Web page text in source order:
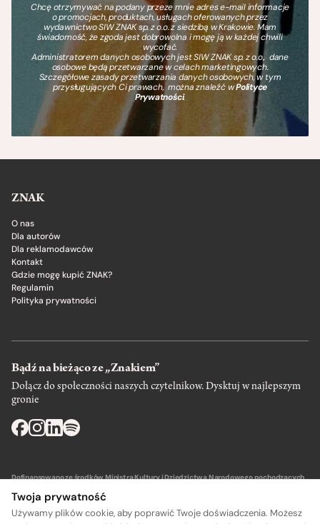
Chcę otrzymywać na podany przeze mnie adres e-mail informacje
o promocjach, produktach, usługach oferowanych przez
wydawnictwo SIW ZNAK sp. z o.o. z siedzibą w Krakowie. Mam
świadomość, że zgoda jest dobrowolna i mogę ją w każdej chwili
wycofać.
Administratorem danych osobowych jest SIW ZNAK sp. z o.o., dane
osobowe będą przetwarzane w celach marketingowych.
Szczegółowe zasady przetwarzania danych osobowych, w tym
przysługujących Ci prawach, można znaleźć wPolityce
Prywatności.
ZNAK
O nas
Dla autorów
Dla reklamodawców
Kontakt
Gdzie mogę kupić ZNAK?
Regulamin
Polityka prywatności
Bądź na bieżąco ze „Znakiem”
Dołącz do społeczności naszych czytelnikow. Dysktuj w najlepszym
gronie
Dofinansowano ze środków Ministra Kultury i Dziedzictwa Narodowego pochodzących
Twoja prywatność
Używamy plików cookie, aby poprawić Twoje doświadczenia. Możesz